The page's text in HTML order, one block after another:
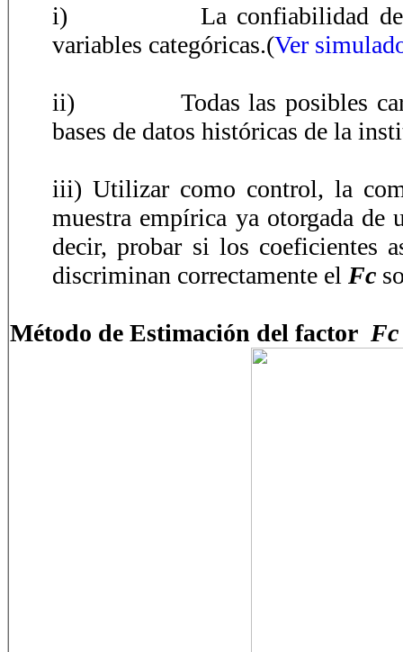
i) La confiabilidad de la
variables categóricas.(Ver
ii) Todas las posibles
bases de datos históricas de la
iii) Utilizar como control, la
muestra empírica ya otorgada
decir, probar si los coeficientes
discriminan correctamente el Fc
Método de Estimación del factor Fc